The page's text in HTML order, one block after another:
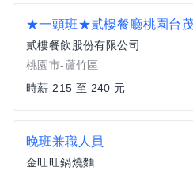
貳樓餐飲股份有限公司
桃園市-蘆竹區
時薪 215 至 240 元
晚班兼職人員
金旺旺鍋燒麵